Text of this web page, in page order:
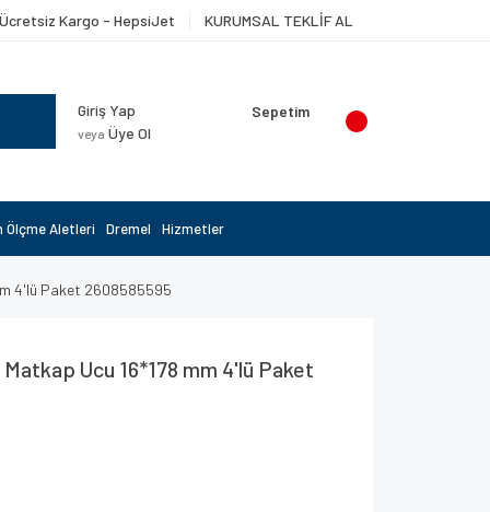
Kargo - HepsiJet KURUMSAL TEKLİF AL
Giriş Yap
veya Üye Ol
Sepetim
Ölçme Aletleri Dremel Hizmetler
4'lü Paket 2608585595
Ucu 16*178 mm 4'lü Paket